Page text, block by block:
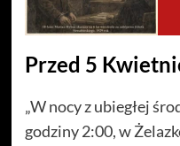
Przed 5
„W nocy z ubiegłej
godziny 2:00, w